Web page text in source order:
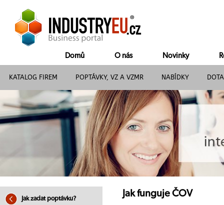
Domů O nás Novinky
KATALOG FIREM POPTÁVKY, VZ A VZMR NABÍDKY
Jak zadat poptávku?
Jak funguje ČOV